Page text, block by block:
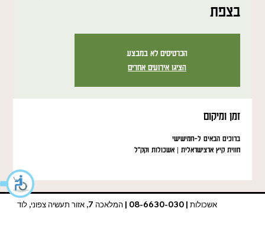
בצפת
הכרטיסים לא במבצע
הציגו אירועים אחרים
זמן ומיקום
ברוכים הבאים ל-חמישישי
חווית קיץ ארצישראלית | אשכולות וקק"ל
אשכולות | 08-6630-030 | המלאכה 7, אזור תעשיה צפוני, לוד